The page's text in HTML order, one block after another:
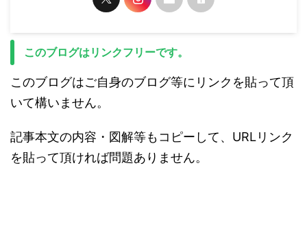
このブログはリンクフリーです。
このブログはご自身のブログ等にリンクを貼って頂
いて構いません。
記事本文の内容・図解等もコピーして、URLリンク
を貼って頂ければ問題ありません。